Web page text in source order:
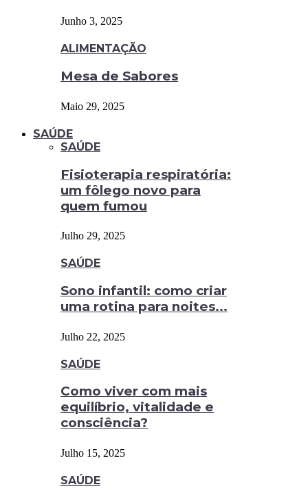
Junho 3, 2025
ALIMENTAÇÃO
Mesa de Sabores
Maio 29, 2025
SAÚDE
SAÚDE
Fisioterapia respiratória:
um fôlego novo para
quem fumou
Julho 29, 2025
SAÚDE
Sono infantil: como criar
uma rotina para noites...
Julho 22, 2025
SAÚDE
Como viver com mais
equilíbrio, vitalidade e
consciência?
Julho 15, 2025
SAÚDE